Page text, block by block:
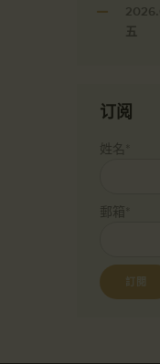
五
订阅
姓名*
郵箱*